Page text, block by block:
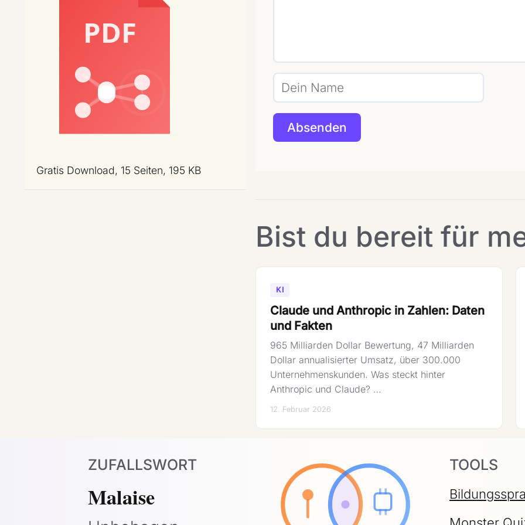
Bist du bereit für
KI
Claude und Anthropic in Zahlen: Daten
und Fakten
965 Milliarden Dollar Bewertung, 47 Milliarden
Dollar annualisierter Umsatz, über 300.000
Unternehmenskunden. Was steckt hinter
Anthropic und Claude? …
12. Februar 2026
Gratis Download, 15 Seiten, 195 KB
ZUFALLSWORT
Malaise
TOOLS